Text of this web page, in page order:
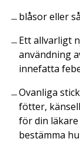
blåsor eller
Ett allvarligt
användning
innefatta
Ovanliga
fötter,
för din
bestämma